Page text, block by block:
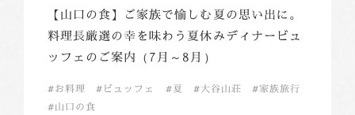
【山口の食】ご家族で愉しむ夏の思い出に。
料理長厳選の幸を味わう夏休みディナービュ
ッフェのご案内（7月～8月）
お料理 ビュッフェ 夏 大谷山荘
家族旅行
山口の食